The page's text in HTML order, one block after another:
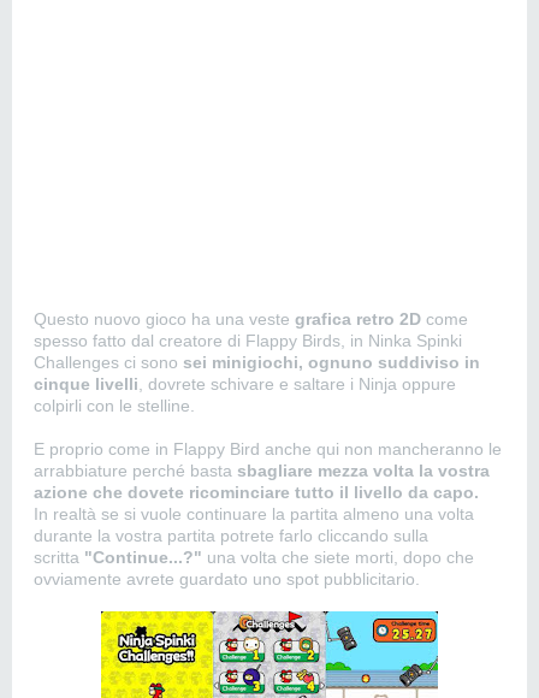
Questo nuovo gioco ha una veste grafica retro 2D come
spesso fatto dal creatore di Flappy Birds, in Ninka Spinki
Challenges ci sono sei minigiochi, ognuno suddiviso in
cinque livelli, dovrete schivare e saltare i Ninja oppure
colpirli con le stelline.
E proprio come in Flappy Bird anche qui non mancheranno le
arrabbiature perché basta sbagliare mezza volta la vostra
azione che dovete ricominciare tutto il livello da capo.
In realtà se si vuole continuare la partita almeno una volta
durante la vostra partita potrete farlo cliccando sulla
scritta "Continue...?" una volta che siete morti, dopo che
ovviamente avrete guardato uno spot pubblicitario.